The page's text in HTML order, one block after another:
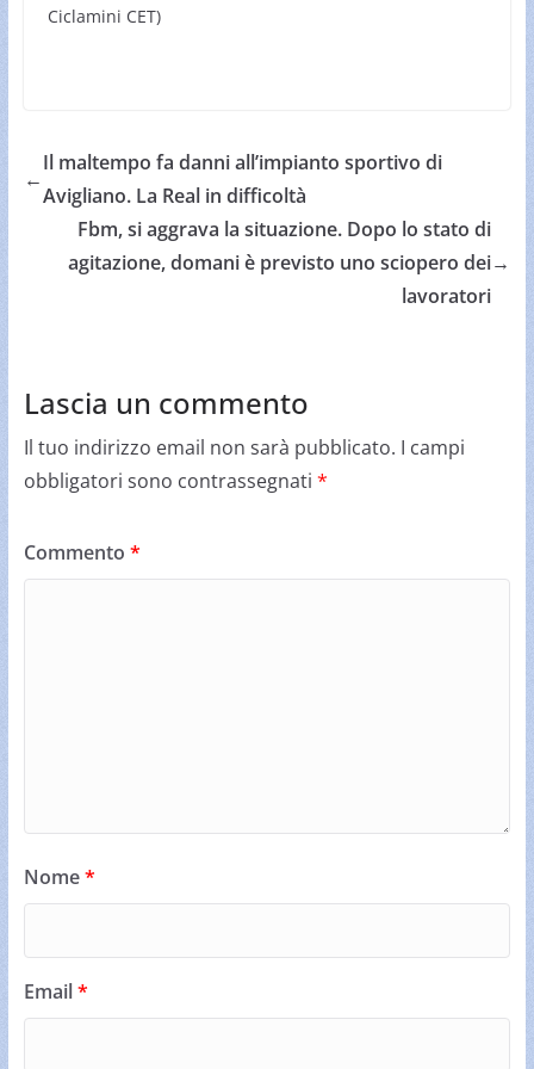
Ciclamini CET)
←
Il maltempo fa danni all’impianto sportivo di
Avigliano. La Real in difficoltà
Fbm, si aggrava la situazione. Dopo lo stato di
agitazione, domani è previsto uno sciopero dei
lavoratori
→
Lascia un commento
Il tuo indirizzo email non sarà pubblicato. I campi
obbligatori sono contrassegnati *
Commento *
Nome*
Email*